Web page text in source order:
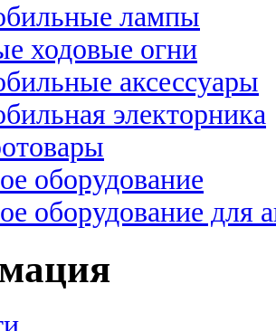
лампы
ходовые огни
аксессуары
электорника
оборудование
оборудование для